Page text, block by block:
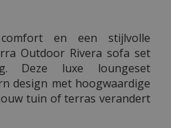
en een stijlvolle
Outdoor Rivera sofa set
Deze luxe loungeset
design met hoogwaardige
tuin of terras verandert